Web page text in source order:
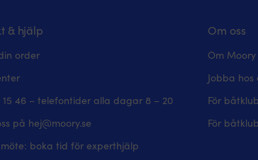
& hjälp
order
15 46 – telefontider alla dagar 8 – 20
på hej@moory.se
boka tid för experthjälp
Om oss
Om Moory
Jobba hos
För
För